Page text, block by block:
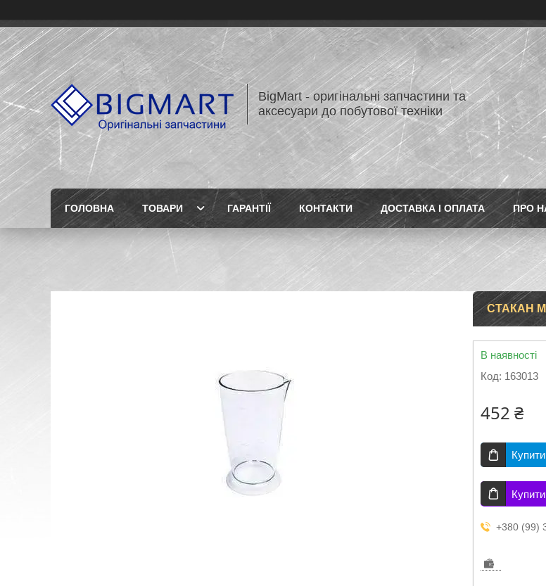
BigMart - оригінальні запчастини та
аксесуари до побутової техніки
ГОЛОВНА ТОВАРИ ГАРАНТІЇ КОНТАКТИ ДОСТАВКА І ОПЛАТА ПРО
СТАКАН
В наявності
Код: 163013
452 ₴
Купити
+380 (99)